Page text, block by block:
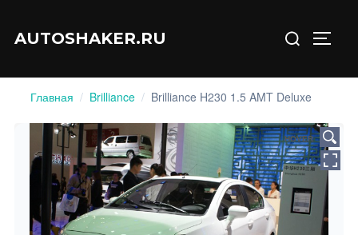
AUTOSHAKER.RU
Главная / Brilliance / Brilliance H230 1.5 AMT Deluxe
HOVER